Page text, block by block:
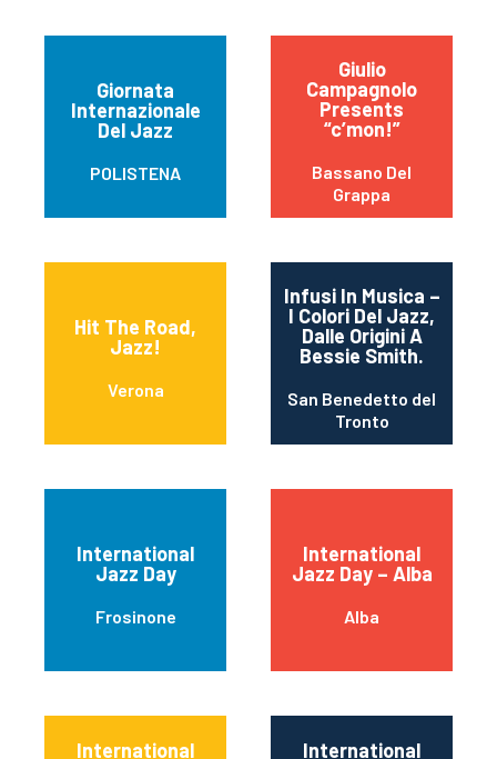
Giornata
Internazionale
Del Jazz
POLISTENA
Giulio
Campagnolo
Presents
“c’mon!”
Bassano Del
Grappa
Hit The Road,
Jazz!
Verona
Infusi In Musica –
I Colori Del Jazz,
Dalle Origini A
Bessie Smith.
San Benedetto del
Tronto
International
Jazz Day
Frosinone
International
Jazz Day – Alba
Alba
International
International